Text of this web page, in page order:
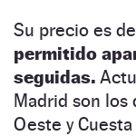
Su precio es
permitido
seguidas.
Madrid son los
Oeste y